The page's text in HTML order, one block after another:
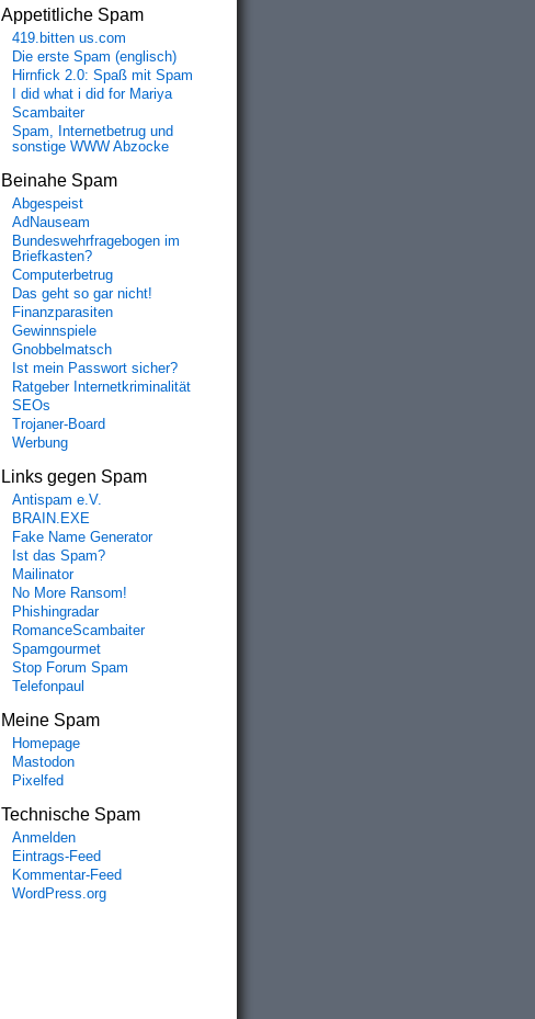
Appetitliche Spam
419.bitten us.com
Die erste Spam (englisch)
Hirnfick 2.0: Spaß mit Spam
I did what i did for Mariya
Scambaiter
Spam, Internetbetrug und
sonstige WWW Abzocke
Beinahe Spam
Abgespeist
AdNauseam
Bundeswehrfragebogen im
Briefkasten?
Computerbetrug
Das geht so gar nicht!
Finanzparasiten
Gewinnspiele
Gnobbelmatsch
Ist mein Passwort sicher?
Ratgeber Internetkriminalität
SEOs
Trojaner-Board
Werbung
Links gegen Spam
Antispam e.V.
BRAIN.EXE
Fake Name Generator
Ist das Spam?
Mailinator
No More Ransom!
Phishingradar
RomanceScambaiter
Spamgourmet
Stop Forum Spam
Telefonpaul
Meine Spam
Homepage
Mastodon
Pixelfed
Technische Spam
Anmelden
Eintrags-Feed
Kommentar-Feed
WordPress.org